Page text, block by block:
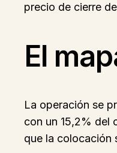
precio de cierre
El
La operación se
con un 15,2% del
que la colocación